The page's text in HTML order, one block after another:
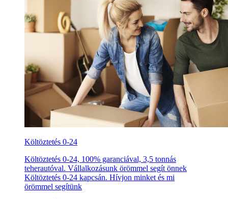
Költöztetés 0-24
Költöztetés 0-24, 100% garanciával, 3,5 tonnás
teherautóval. Vállalkozásunk örömmel segít önnek
Költöztetés 0-24 kapcsán. Hívjon minket és mi
örömmel segítünk